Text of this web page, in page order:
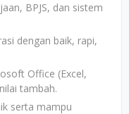
BPJS, dan sistem
dengan baik, rapi,
Office (Excel,
tambah.
serta mampu